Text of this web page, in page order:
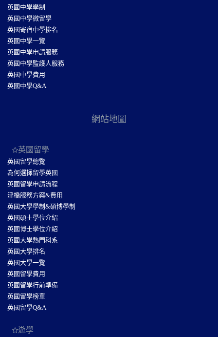
英國中學學制
英國中學微留學
英國寄宿中學排名
英國中學一覽
英國中學申請服務
英國中學監護人服務
英國中學費用
英國中學Q&A
網站地圖
英國留學
英國留學總覽
為何選擇留學英國
英國留學申請流程
津橋服務方案&費用
英國大學學制&碩博學制
英國碩士學位介紹
英國博士學位介紹
英國大學熱門科系
英國大學排名
英國大學一覽
英國留學費用
英國留學行前準備
英國留學榜單
英國留學Q&A
遊學